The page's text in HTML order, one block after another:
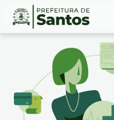
Ir
Conteúdo